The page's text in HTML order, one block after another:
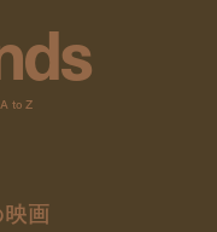
ds
A to Z
画